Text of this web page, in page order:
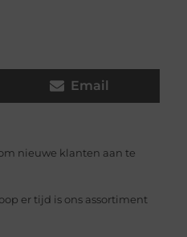
Email
nieuwe klanten aan te
er tijd is ons assortiment